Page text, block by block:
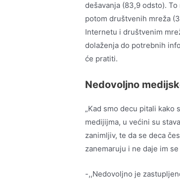
dešavanja (83,9 odsto).
potom društvenih mreža
Internetu i društvenim
dolaženja do potrebnih
će pratiti.
Nedovoljno
„Kad smo decu pitali kako
medijijma, u većini su
zanimljiv, te da se deca
zanemaruju i ne daje im
-,,Nedovoljno je